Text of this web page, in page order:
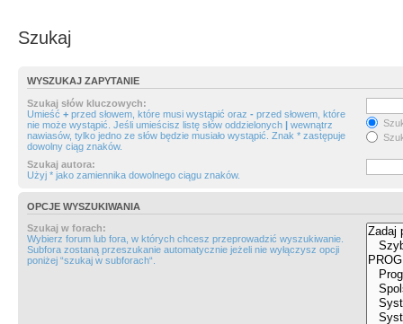
Szukaj
WYSZUKAJ ZAPYTANIE
Szukaj słów kluczowych:
Umieść + przed słowem, które musi wystąpić oraz - przed słowem, które
nie może wystąpić. Jeśli umieścisz listę słów oddzielonych | wewnątrz
nawiasów, tylko jedno ze słów będzie musiało wystąpić. Znak * zastępuje
dowolny ciąg znaków.
Szukaj autora:
Użyj * jako zamiennika dowolnego ciągu znaków.
OPCJE WYSZUKIWANIA
Szukaj w forach:
Wybierz forum lub fora, w których chcesz przeprowadzić wyszukiwanie.
Subfora zostaną przeszukanie automatycznie jeżeli nie wyłączysz opcji
poniżej “szukaj w subforach“.